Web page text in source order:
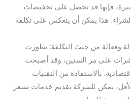
فإنها قد تحصل على تخفيضات
هذا يمكن أن ينعكس على تكلفة
وفعالة من حيث التكلفة: تطورت
على مر السنين، وقد أصبحت
بالاستفادة من التقنيات
الأقل، يمكن للشركة تقديم خدمات بسعر